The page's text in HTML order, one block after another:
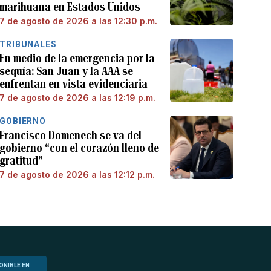
marihuana en Estados Unidos
7 de agosto de 2026 a las 12:30 p.m.
TRIBUNALES
En medio de la emergencia por la
sequía: San Juan y la AAA se
enfrentan en vista evidenciaria
7 de agosto de 2026 a las 12:19 p.m.
GOBIERNO
Francisco Domenech se va del
gobierno “con el corazón lleno de
gratitud”
7 de agosto de 2026 a las 12:12 p.m.
EN